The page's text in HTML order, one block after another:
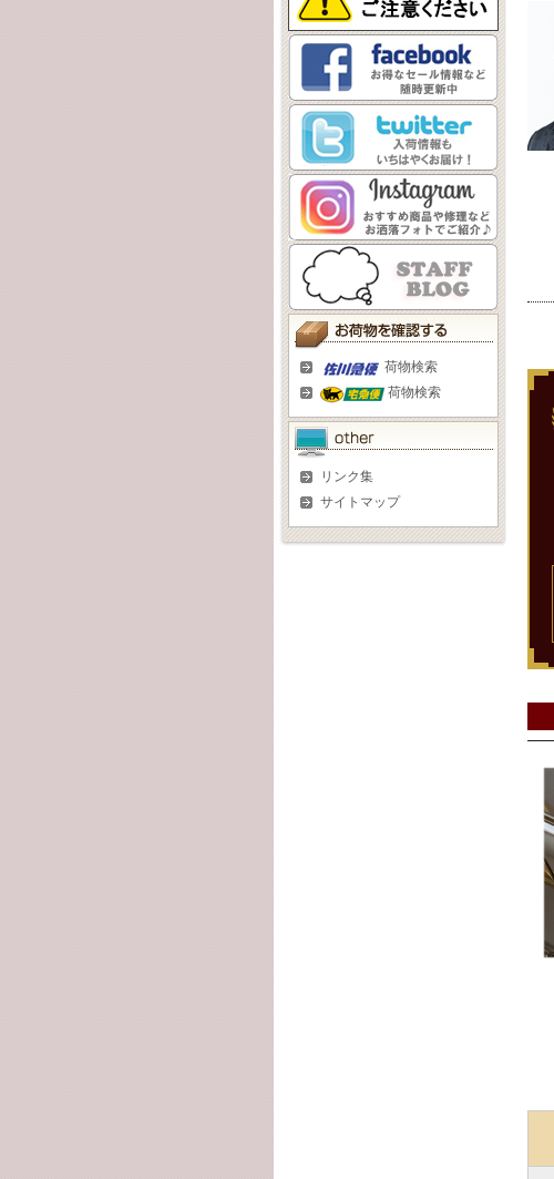
荷物検索
荷物検索
リンク集
サイトマップ